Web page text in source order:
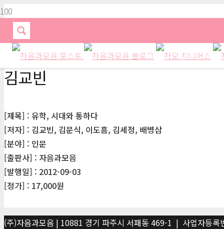
김교빈
[제목] : 유학, 시대와 통하다
[저자] : 김교빈, 김문식, 이도흠, 김세정, 배병삼
[분야] : 인문
[출판사] : 자음과모음
[발행일] : 2012-09-03
[정가] : 17,000원
(주)자음과모음 | 10881 경기 파주시 서패동 469-1 | 사업자등